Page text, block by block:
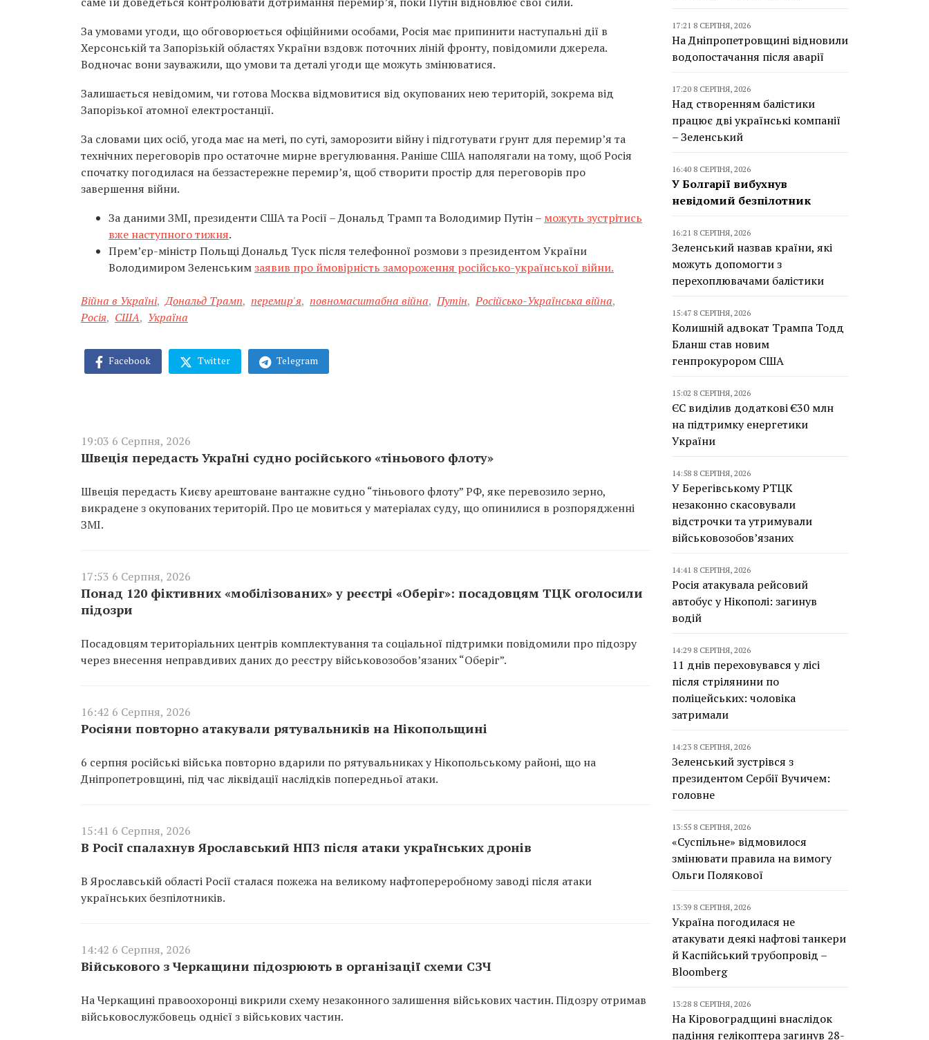
За умовами угоди, що обговорюється офіційними особами, Росія має припинити наступальні дії в
Херсонській та Запорізькій областях України вздовж поточних ліній фронту, повідомили джерела.
Водночас вони зауважили, що умови та деталі угоди ще можуть змінюватися.
Залишається невідомим, чи готова Москва відмовитися від окупованих нею територій, зокрема від
Запорізької атомної електростанції.
За словами цих осіб, угода має на меті, по суті, заморозити війну і підготувати ґрунт для перемир’я та
технічних переговорів про остаточне мирне врегулювання. Раніше США наполягали на тому, щоб Росія
спочатку погодилася на беззастережне перемир’я, щоб створити простір для переговорів про
завершення війни.
За даними ЗМІ, президенти США та Росії – Дональд Трамп та Володимир Путін – можуть зустрітись
вже наступного тижня.
Прем’єр-міністр Польщі Дональд Туск після телефонної розмови з президентом України
Володимиром Зеленськимзаявив про ймовірність замороження російсько-української війни.
Війна в Україні, Дональд Трамп, перемир'я, повномасштабна війна, Путін, Російсько-Українська війна,
Росія, США, Україна
Facebook Twitter Telegram
19:03 6 Серпня, 2026
Швеція передасть Україні судно російського «тіньового флоту»
Швеція передасть Києву арештоване вантажне судно “тіньового флоту” РФ, яке перевозило зерно,
викрадене з окупованих територій. Про це мовиться у матеріалах суду, що опинилися в розпорядженні
ЗМІ.
17:53 6 Серпня, 2026
Понад 120 фіктивних «мобілізованих» у реєстрі «Оберіг»: посадовцям ТЦК оголосили
підозри
Посадовцям територіальних центрів комплектування та соціальної підтримки повідомили про підозру
через внесення неправдивих даних до реєстру військовозобов’язаних “Оберіг”.
16:42 6 Серпня, 2026
Росіяни повторно атакували рятувальників на Нікопольщині
6 серпня російські війська повторно вдарили по рятувальниках у Нікопольському районі, що на
Дніпропетровщині, під час ліквідації наслідків попередньої атаки.
15:41 6 Серпня, 2026
В Росії спалахнув Ярославський НПЗ після атаки українських дронів
В Ярославській області Росії сталася пожежа на великому нафтопереробному заводі після атаки
українських безпілотників.
14:42 6 Серпня, 2026
Військового з Черкащини підозрюють в організації схеми СЗЧ
На Черкащині правоохоронці викрили схему незаконного залишення військових частин. Підозру отримав
військовослужбовець однієї з військових частин.
17:21 8 СЕРПНЯ, 2026
На Дніпропетровщині відновили
водопостачання після аварії
17:20 8 СЕРПНЯ, 2026
Над створенням балістики
працює дві українські компанії
– Зеленський
16:40 8 СЕРПНЯ, 2026
У Болгарії вибухнув
невідомий безпілотник
16:21 8 СЕРПНЯ, 2026
Зеленський назвав країни, які
можуть допомогти з
перехоплювачами балістики
15:47 8 СЕРПНЯ, 2026
Колишній адвокат Трампа Тодд
Бланш став новим
генпрокурором США
15:02 8 СЕРПНЯ, 2026
ЄС виділив додаткові €30 млн
на підтримку енергетики
України
14:58 8 СЕРПНЯ, 2026
У Берегівському РТЦК
незаконно скасовували
відстрочки та утримували
військовозобов’язаних
14:41 8 СЕРПНЯ, 2026
Росія атакувала рейсовий
автобус у Нікополі: загинув
водій
14:29 8 СЕРПНЯ, 2026
11 днів переховувався у лісі
після стрілянини по
поліцейських: чоловіка
затримали
14:23 8 СЕРПНЯ, 2026
Зеленський зустрівся з
президентом Сербії Вучичем:
головне
13:55 8 СЕРПНЯ, 2026
«Суспільне» відмовилося
змінювати правила на вимогу
Ольги Полякової
13:39 8 СЕРПНЯ, 2026
Україна погодилася не
атакувати деякі нафтові танкери
й Каспійський трубопровід –
Bloomberg
13:28 8 СЕРПНЯ, 2026
На Кіровоградщині внаслідок
падіння гелікоптера загинув 28-